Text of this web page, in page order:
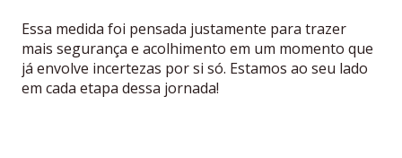
Essa medida foi pensada justamente para trazer
mais segurança e acolhimento em um momento que
já envolve incertezas por si só. Estamos ao seu lado
em cada etapa dessa jornada!